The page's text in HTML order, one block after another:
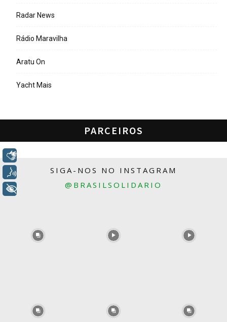
Radar News
Rádio Maravilha
Aratu On
Yacht Mais
PARCEIROS
SIGA-NOS NO INSTAGRAM
@BRASILSOLIDARIO
+ Acessibilidade